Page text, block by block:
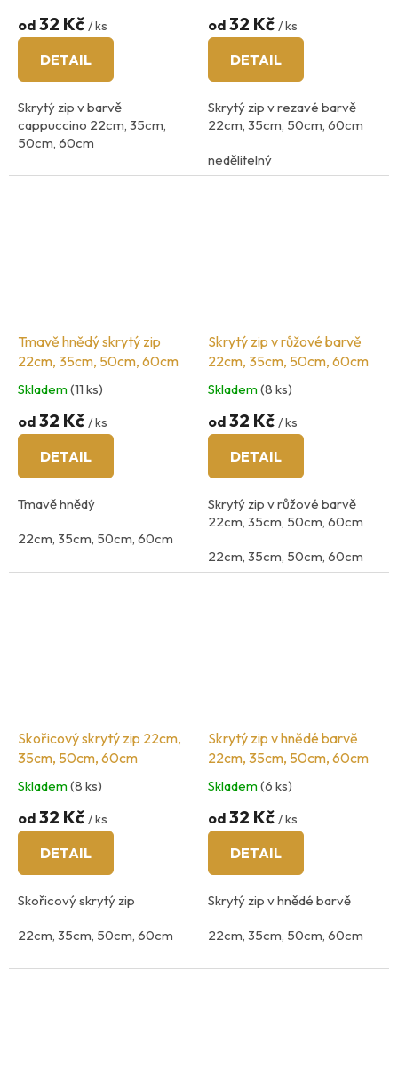
od 32 Kč / ks
DETAIL
Skrytý zip v barvě
cappuccino 22cm, 35cm,
50cm, 60cm
nedělitelný
od 32 Kč / ks
DETAIL
Skrytý zip v rezavé barvě
22cm, 35cm, 50cm, 60cm
nedělitelný
Tmavě hnědý skrytý zip
22cm, 35cm, 50cm, 60cm
Skladem(11 ks)
od 32 Kč / ks
DETAIL
Tmavě hnědý
22cm, 35cm, 50cm, 60cm
země původu: Španělsko
Skrytý zip v růžové barvě
22cm, 35cm, 50cm, 60cm
Skladem(8 ks)
od 32 Kč / ks
DETAIL
Skrytý zip v růžové barvě
22cm, 35cm, 50cm, 60cm
22cm, 35cm, 50cm, 60cm
Skořicový skrytý zip 22cm,
35cm, 50cm, 60cm
Skladem(8 ks)
od 32 Kč / ks
DETAIL
Skořicový skrytý zip
22cm, 35cm, 50cm, 60cm
Skrytý zip v hnědé barvě
22cm, 35cm, 50cm, 60cm
Skladem(6 ks)
od 32 Kč / ks
DETAIL
Skrytý zip v hnědé barvě
22cm, 35cm, 50cm, 60cm